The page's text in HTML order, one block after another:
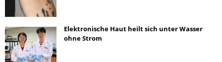
Elektronische Haut heilt sich unter Wasser
ohne Strom